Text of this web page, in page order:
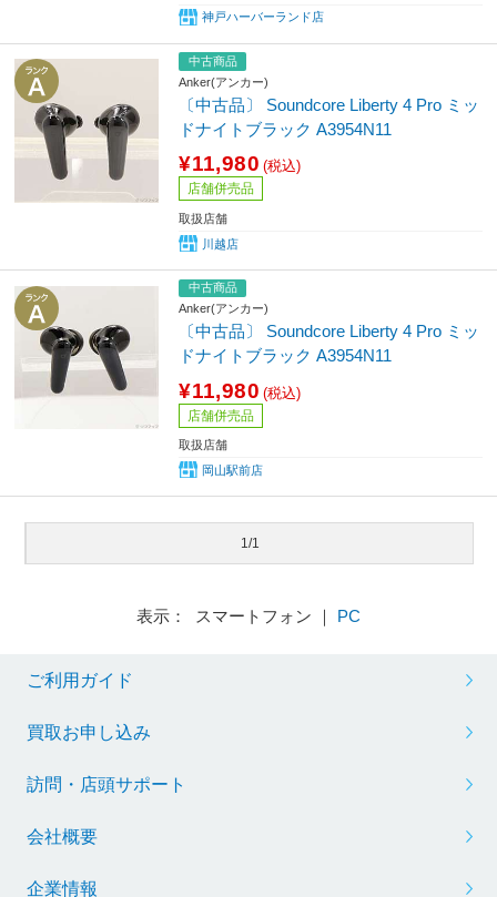
神戸ハーバーランド店
中古商品
Anker(アンカー)
〔中古品〕 Soundcore Liberty 4 Pro ミッ
ドナイトブラック A3954N11
¥11,980 (税込)
店舗併売品
取扱店舗
川越店
中古商品
Anker(アンカー)
〔中古品〕 Soundcore Liberty 4 Pro ミッ
ドナイトブラック A3954N11
¥11,980 (税込)
店舗併売品
取扱店舗
岡山駅前店
1/1
表示： スマートフォン ｜ PC
ご利用ガイド
買取お申し込み
訪問・店頭サポート
会社概要
企業情報